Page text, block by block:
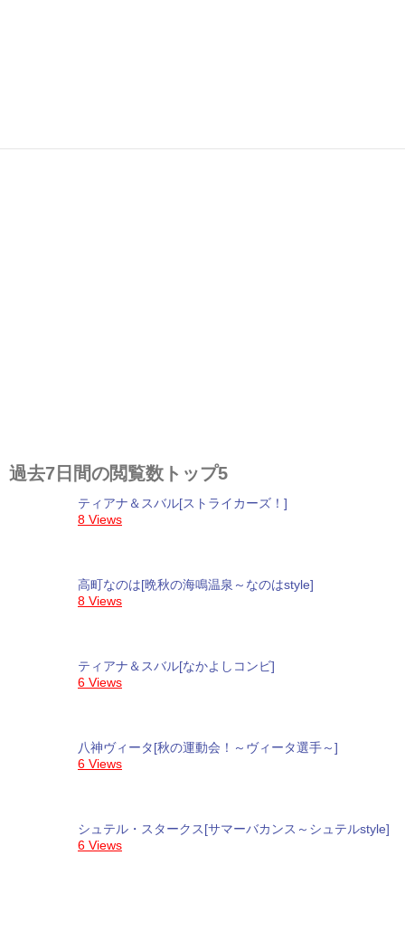
過去7日間の閲覧数トップ5
ティアナ＆スバル[ストライカーズ！]
8 Views
高町なのは[晩秋の海鳴温泉～なのはstyle]
8 Views
ティアナ＆スバル[なかよしコンビ]
6 Views
八神ヴィータ[秋の運動会！～ヴィータ選手～]
6 Views
シュテル・スタークス[サマーバカンス～シュテルstyle]
6 Views